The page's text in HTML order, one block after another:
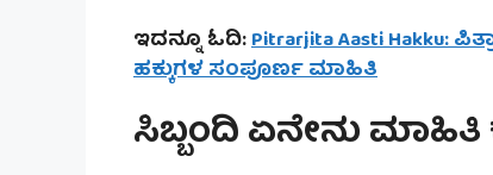
ಇದನ್ನೂ ಓದಿ:Pitrarjita Aasti Hakku:
ಹಕ್ಕುಗಳ ಸಂಪೂರ್ಣ ಮಾಹಿತಿ
ಸಿಬ್ಬಂದಿ ಏನೇನು ಮಾಹಿತಿ